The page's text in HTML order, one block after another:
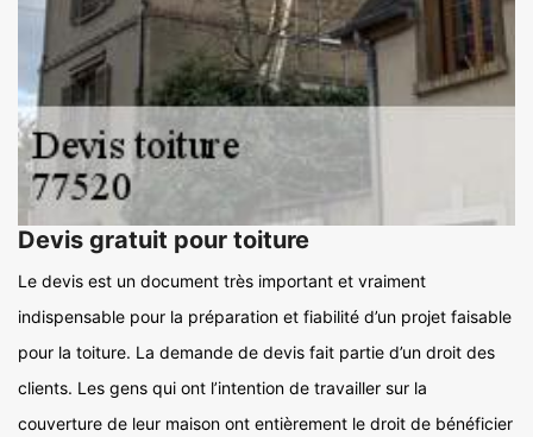
Devis gratuit pour toiture
Le devis est un document très important et vraiment
indispensable pour la préparation et fiabilité d’un projet faisable
pour la toiture. La demande de devis fait partie d’un droit des
clients. Les gens qui ont l’intention de travailler sur la
couverture de leur maison ont entièrement le droit de bénéficier